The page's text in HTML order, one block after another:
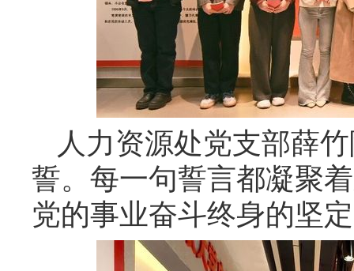
人力资源处党支部薛
誓。每一句誓言都凝聚
党的事业奋斗终身的坚